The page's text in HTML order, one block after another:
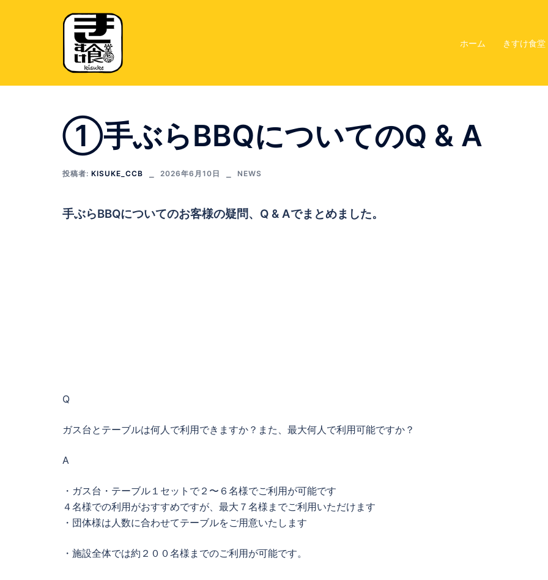
へ
ホーム きすけ食堂
①手ぶらBBQについてのQ & A
投稿者: KISUKE_CCB 2026年6月10日 NEWS
手ぶらBBQについてのお客様の疑問、Q & Aでまとめました。
Q
ガス台とテーブルは何人で利用できますか？また、最大何人で利用可能ですか？
A
・ガス台・テーブル１セットで２〜６名様でご利用が可能です
４名様での利用がおすすめですが、最大７名様までご利用いただけます
・団体様は人数に合わせてテーブルをご用意いたします
・施設全体では約２００名様までのご利用が可能です。